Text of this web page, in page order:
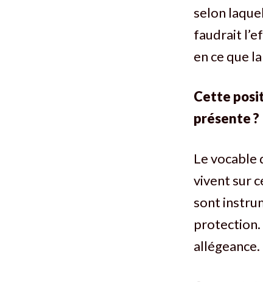
selon
faudrait
en ce que
Cette
présente ?
Le
vivent sur
sont
protection.
allégeance.